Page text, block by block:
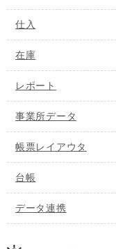
仕入
在庫
レポート
事業所データ
帳票レイアウタ
台帳
データ連携